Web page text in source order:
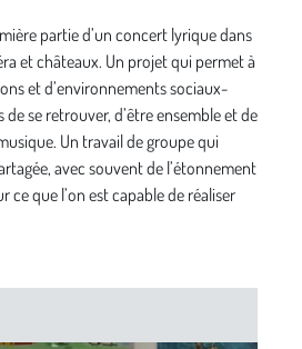
partie d’un concert lyrique dans
et châteaux. Un projet qui permet à
et d’environnements sociaux-
se retrouver, d’être ensemble et de
Un travail de groupe qui
avec souvent de l’étonnement
ce que l’on est capable de réaliser